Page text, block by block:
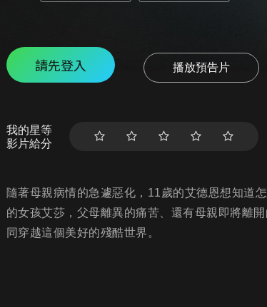
請先登入 播放預告片
我的星等
影片給分
隨著母親病情的急遽惡化，11歲的艾德恩想知道
的女孩艾莎，父母離異的痛苦、還有母親即將離
同穿越這個美好的殘酷世界。